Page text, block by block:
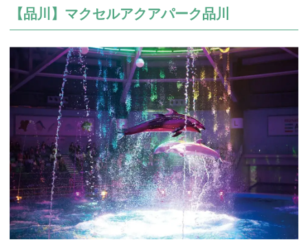
【品川】マクセルアクアパーク品川